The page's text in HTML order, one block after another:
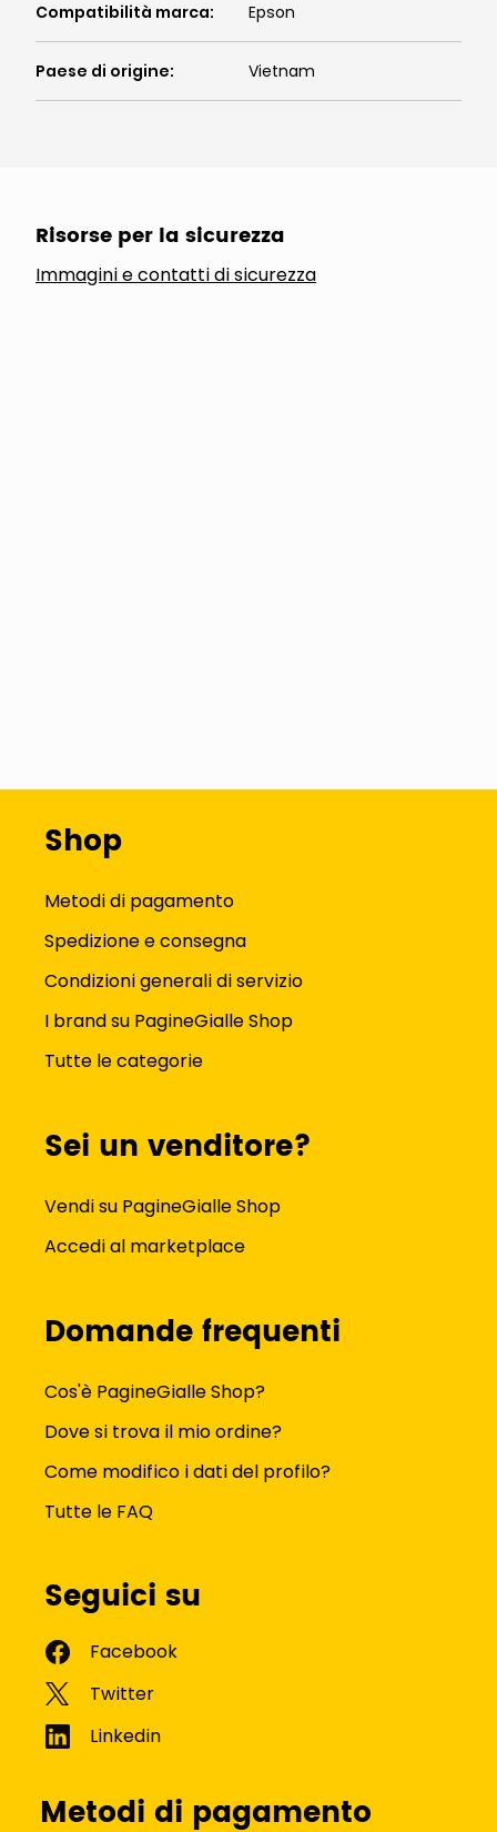
Compatibilità marca: Epson
Paese di origine: Vietnam
Risorse per la sicurezza
Immagini e contatti di sicurezza
Shop
Metodi di pagamento
Spedizione e consegna
Condizioni generali di servizio
I brand su PagineGialle Shop
Tutte le categorie
Sei un venditore?
Vendi su PagineGialle Shop
Accedi al marketplace
Domande frequenti
Cos'è PagineGialle Shop?
Dove si trova il mio ordine?
Come modifico i dati del profilo?
Tutte le FAQ
Seguici su
Metodi di pagamento